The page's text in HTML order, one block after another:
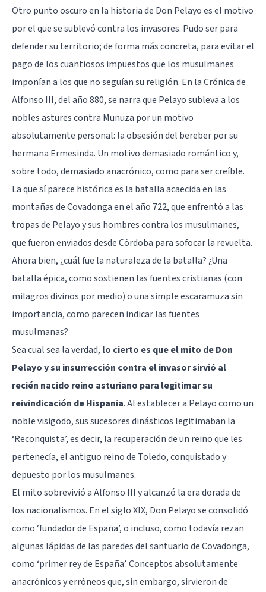
Otro punto oscuro en la historia de Don Pelayo es el motivo
por el que se sublevó contra los invasores. Pudo ser para
defender su territorio; de forma más concreta, para evitar el
pago de los cuantiosos impuestos que los musulmanes
imponían a los que no seguían su religión. En la Crónica de
Alfonso III, del año 880, se narra que Pelayo subleva a los
nobles astures contra Munuza por un motivo
absolutamente personal: la obsesión del bereber por su
hermana Ermesinda. Un motivo demasiado romántico y,
sobre todo, demasiado anacrónico, como para ser creíble.
La que sí parece histórica es la batalla acaecida en las
montañas de Covadonga en el año 722, que enfrentó a las
tropas de Pelayo y sus hombres contra los musulmanes,
que fueron enviados desde Córdoba para sofocar la revuelta.
Ahora bien, ¿cuál fue la naturaleza de la batalla? ¿Una
batalla épica, como sostienen las fuentes cristianas (con
milagros divinos por medio) o una simple escaramuza sin
importancia, como parecen indicar las fuentes
musulmanas?
Sea cual sea la verdad, lo cierto es que el mito de Don
Pelayo y su insurrección contra el invasor sirvió al
recién nacido reino asturiano para legitimar su
reivindicación de Hispania. Al establecer a Pelayo como un
noble visigodo, sus sucesores dinásticos legitimaban la
‘Reconquista’, es decir, la recuperación de un reino que les
pertenecía, el antiguo reino de Toledo, conquistado y
depuesto por los musulmanes.
El mito sobrevivió a Alfonso III y alcanzó la era dorada de
los nacionalismos. En el siglo XIX, Don Pelayo se consolidó
como ‘fundador de España’, o incluso, como todavía rezan
algunas lápidas de las paredes del santuario de Covadonga,
como ‘primer rey de España’. Conceptos absolutamente
anacrónicos y erróneos que, sin embargo, sirvieron de